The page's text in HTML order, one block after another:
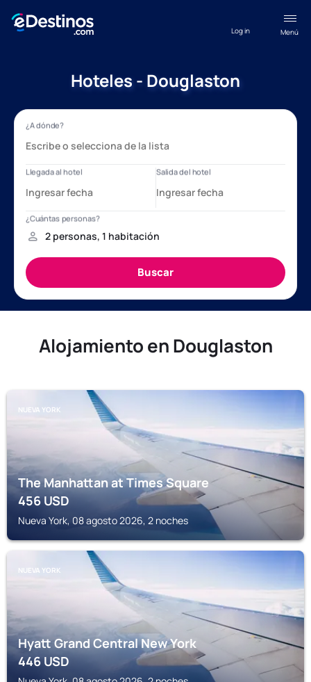
Menú
Log in
Hoteles - Douglaston
Alojamiento en Douglaston
NUEVA YORK
The Manhattan at Times Square
456USD
Nueva York, 08 agosto 2026, 2 noches
NUEVA YORK
Hyatt Grand Central New York
446USD